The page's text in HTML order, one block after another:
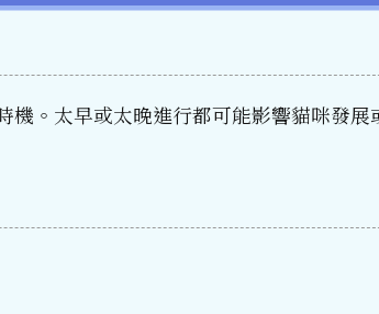
。太早或太晚進行都可能影響貓咪發展